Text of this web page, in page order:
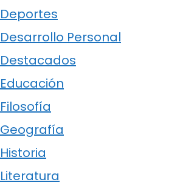
Deportes
Desarrollo Personal
Destacados
Educación
Filosofía
Geografía
Historia
Literatura